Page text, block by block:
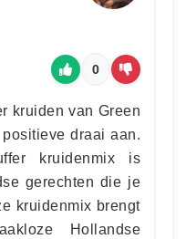
0
kruiden van Green
draai aan.
kruidenmix is
gerechten die je
kruidenmix brengt
Hollandse